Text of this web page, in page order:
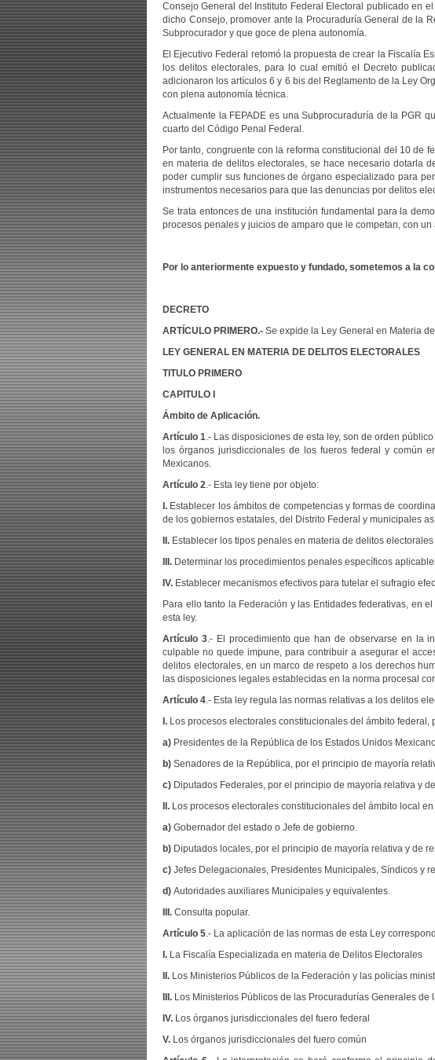
Consejo General del Instituto Federal Electoral publicado en
dicho Consejo, promover ante la Procuraduría General de la
Subprocurador y que goce de plena autonomía.
El Ejecutivo Federal retomó la propuesta de crear la Fiscalía
los delitos electorales, para lo cual emitió el Decreto
adicionaron los artículos 6 y 6 bis del Reglamento de la Ley
con plena autonomía técnica.
Actualmente la FEPADE es una Subprocuraduría de la PGR
cuarto del Código Penal Federal.
Por tanto, congruente con la reforma constitucional del 10 de
en materia de delitos electorales, se hace necesario dotarla
poder cumplir sus funciones de órgano especializado para
instrumentos necesarios para que las denuncias por delitos
Se trata entonces de una institución fundamental para la
procesos penales y juicios de amparo que le competan, con
Por lo anteriormente expuesto y fundado, sometemos a la
DECRETO
ARTÍCULO PRIMERO.- Se expide la Ley General en Materia
LEY GENERAL EN MATERIA DE DELITOS ELECTORALES
TITULO PRIMERO
CAPITULO I
Ámbito de Aplicación.
Artículo 1.- Las disposiciones de esta ley, son de orden
los órganos jurisdiccionales de los fueros federal y común
Mexicanos.
Artículo 2.- Esta ley tiene por objeto:
I. Establecer los ámbitos de competencias y formas de
de los gobiernos estatales, del Distrito Federal y municipales
II. Establecer los tipos penales en materia de delitos
III. Determinar los procedimientos penales específicos
IV. Establecer mecanismos efectivos para tutelar el sufragio
Para ello tanto la Federación y las Entidades federativas, en
esta ley.
Artículo 3.- El procedimiento que han de observarse en la
culpable no quede impune, para contribuir a asegurar el
delitos electorales, en un marco de respeto a los derechos
las disposiciones legales establecidas en la norma procesal
Artículo 4.- Esta ley regula las normas relativas a los delitos
I. Los procesos electorales constitucionales del ámbito federal,
a) Presidentes de la República de los Estados Unidos
b) Senadores de la República, por el principio de mayoría
c) Diputados Federales, por el principio de mayoría relativa y
II. Los procesos electorales constitucionales del ámbito local
a) Gobernador del estado o Jefe de gobierno.
b) Diputados locales, por el principio de mayoría relativa y de
c) Jefes Delegacionales, Presidentes Municipales, Síndicos y
d) Autoridades auxiliares Municipales y equivalentes.
III. Consulta popular.
Artículo 5.- La aplicación de las normas de esta Ley
I. La Fiscalía Especializada en materia de Delitos Electorales
II. Los Ministerios Públicos de la Federación y las policías
III. Los Ministerios Públicos de las Procuradurías Generales
IV. Los órganos jurisdiccionales del fuero federal
V. Los órganos jurisdiccionales del fuero común